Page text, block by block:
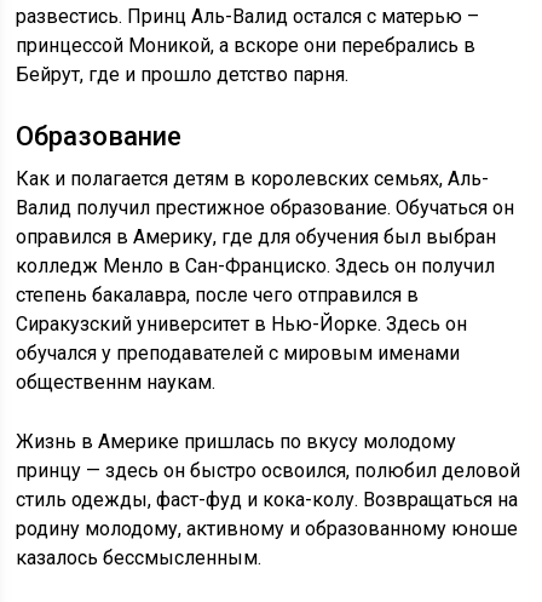
развестись. Принц Аль-Валид остался с матерью –
принцессой Моникой, а вскоре они перебрались в
Бейрут, где и прошло детство парня.
Образование
Как и полагается детям в королевских семьях, Аль-
Валид получил престижное образование. Обучаться он
оправился в Америку, где для обучения был выбран
колледж Менло в Сан-Франциско. Здесь он получил
степень бакалавра, после чего отправился в
Сиракузский университет в Нью-Йорке. Здесь он
обучался у преподавателей с мировым именами
общественнм наукам.
Жизнь в Америке пришлась по вкусу молодому
принцу — здесь он быстро освоился, полюбил деловой
стиль одежды, фаст-фуд и кока-колу. Возвращаться на
родину молодому, активному и образованному юноше
казалось бессмысленным.